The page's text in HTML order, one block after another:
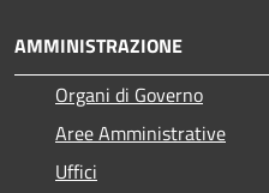
AMMINISTRAZIONE
Organi di Governo
Aree Amministrative
Uffici